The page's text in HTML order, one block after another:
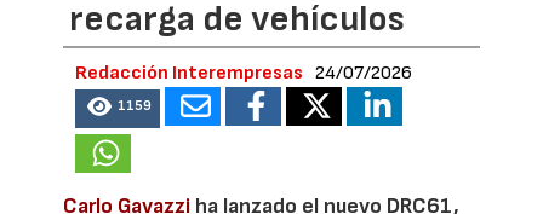
recarga de vehículos
Redacción Interempresas 24/07/2026
1159
Carlo Gavazzi ha lanzado el nuevo DRC61,